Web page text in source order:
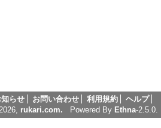
知らせ お問い合わせ 利用規約
ヘルプ
rukari.com. Powered By Ethna-2.5.0.